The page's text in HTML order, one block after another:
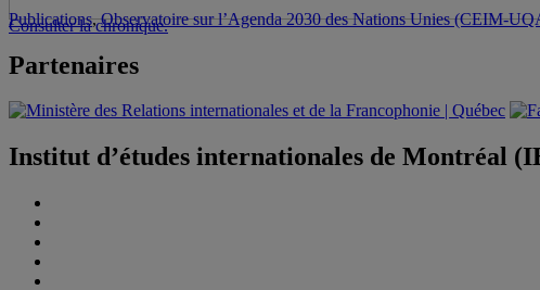
Consulter la chronique.
Publications,Observatoire sur l’Agenda 2030 des Nations Unies (CEIM-
Partenaires
Institut d’études internationales de Montréal